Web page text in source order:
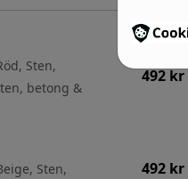
Sten,
betong &
492kr
Sten,
492 kr